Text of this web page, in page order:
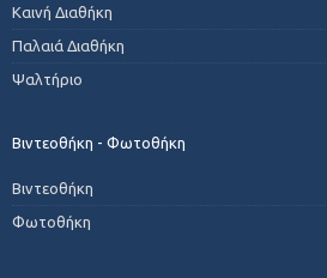
Καινή Διαθήκη
Παλαιά Διαθήκη
Ψαλτήριο
Βιντεοθήκη - Φωτοθήκη
Βιντεοθήκη
Φωτοθήκη